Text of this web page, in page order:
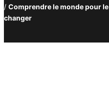
/ Comprendre le monde pour le
changer